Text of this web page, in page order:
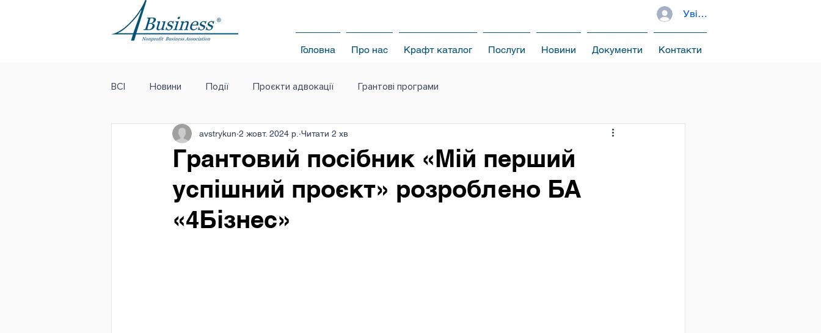
Увійти
Головна Про нас Крафт каталог Послуги Новини Документи Контакти
ВСІ Новини Події Проєкти адвокації Грантові програми
Грантовий посібник «Мій перший
успішний проєкт» розроблено БА
«4Бізнес»
avstrykun 2 жовт. 2024 р. Читати 2 хв